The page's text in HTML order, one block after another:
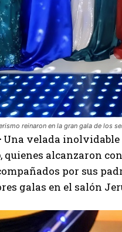
reinaron en la gran gala de los
Una velada
, quienes alcanzaron
por sus
galas en el salón